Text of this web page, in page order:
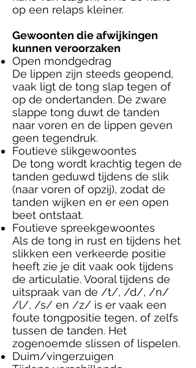
op een relaps kleiner.
Gewoonten die afwijkingen
kunnen veroorzaken
Open mondgedrag
De lippen zijn steeds geopend,
vaak ligt de tong slap tegen of
op de ondertanden. De zware
slappe tong duwt de tanden
naar voren en de lippen geven
geen tegendruk.
Foutieve slikgewoontes
De tong wordt krachtig tegen de
tanden geduwd tijdens de slik
(naar voren of opzij), zodat de
tanden wijken en er een open
beet ontstaat.
Foutieve spreekgewoontes
Als de tong in rust en tijdens het
slikken een verkeerde positie
heeft zie je dit vaak ook tijdens
de articulatie. Vooral tijdens de
uitspraak van de /t/, /d/, /n/
/l/, /s/ en /z/ is er vaak een
foute tongpositie tegen, of zelfs
tussen de tanden. Het
zogenoemde slissen of lispelen.
Duim/vingerzuigen